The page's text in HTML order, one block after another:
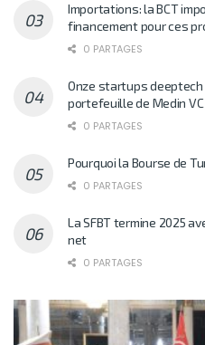
Importations: la BCT
financement pour ces
0 PARTAGES
Onze startups
portefeuille de Medin VC
0 PARTAGES
Pourquoi la Bourse de
0 PARTAGES
La SFBT termine 2025
net
0 PARTAGES